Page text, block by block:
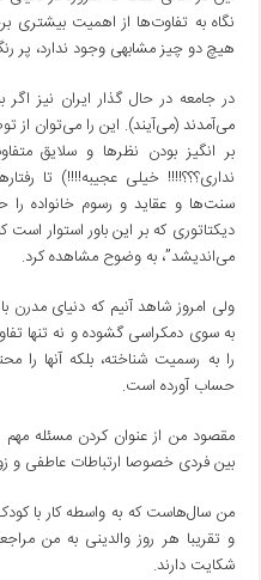
نگاه به تفاوت‌ها از اهمیت بیشتری
هیچ دو چیز مشابهی وجود ندارد، پر
در جامعه در حال گذار ایران نیز
می‌آمدند (می‌آیند). این را می‌توان
بر انگیز بودن نظرها و سلایق
نداری؟؟؟!!!! خیلی عجیبه!!!!) تا
سنت‌ها و عقاید و رسوم خانواده
دیکتاتوری که بر این باور استوار است
می‌اندیشد”، به وضوح مشاهده کرد.
ولی امروز شاهد آنیم که دنیای مدرن
به سوی دمکراسی گشوده و نه تنها
را به رسمیت شناخته، بلکه آنها را
حساب آورده است.
مقصود من از عنوان کردن مسئله مهم
بین فردی خصوصا ارتباطات عاطفی و
من سال‌هاست که به واسطه کار با کودک
و تقریبا هر روز والدینی به من
شکایت دارند.